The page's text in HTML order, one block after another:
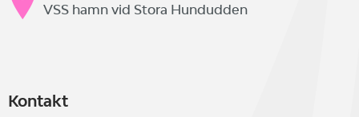
optimistjollar som förberedelse för
VSS hamn vid Stora Hundudden
Kontakt